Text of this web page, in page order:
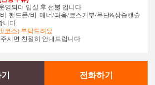
영되며 입실 후 선불 입니다
핸드폰/비 매너/과음/코스거부/무단&상습캔슬
니다
/코스) 부탁드려요
시면 친절히 안내드립니다
전화하기